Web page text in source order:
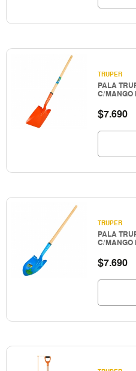
TRUPER
PALA
C/MANGO
$7.690
TRUPER
PALA
C/MANGO
$7.690